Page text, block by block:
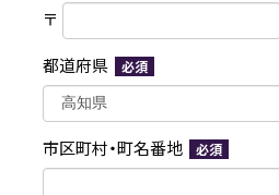
〒
都道府県
必須
市区町村・町名番地 必須